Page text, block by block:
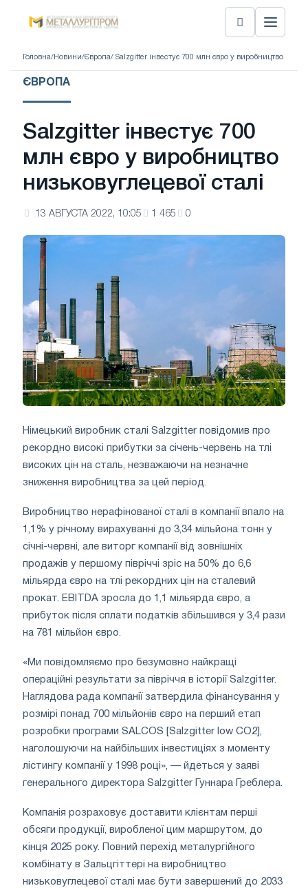
Головна/ Новини/Європа/ Salzgitter інвестує 700 млн євро у виробництво
ЄВРОПА
Salzgitter інвестує 700
млн євро у виробництво
низьковуглецевої сталі
13 АВГУСТА 2022, 10:05 1 465 0
Німецький виробник сталі Salzgitter повідомив про
рекордно високі прибутки за січень-червень на тлі
високих цін на сталь, незважаючи на незначне
зниження виробництва за цей період.
Виробництво нерафінованої сталі в компанії впало на
1,1% у річному вирахуванні до 3,34 мільйона тонн у
січні-червні, але виторг компанії від зовнішніх
продажів у першому півріччі зріс на 50% до 6,6
мільярда євро на тлі рекордних цін на сталевий
прокат. EBITDA зросла до 1,1 мільярда євро, а
прибуток після сплати податків збільшився у 3,4 рази
на 781 мільйон євро.
«Ми повідомляємо про безумовно найкращі
операційні результати за півріччя в історії Salzgitter.
Наглядова рада компанії затвердила фінансування у
розмірі понад 700 мільйонів євро на перший етап
розробки програми SALCOS [Salzgitter low CO2],
наголошуючи на найбільших інвестиціях з моменту
лістингу компанії у 1998 році», — йдеться у заяві
генерального директора Salzgitter Гуннара Греблера.
Компанія розраховує доставити клієнтам перші
обсяги продукції, виробленої цим маршрутом, до
кінця 2025 року. Повний перехід металургійного
комбінату в Зальцгіттері на виробництво
низьковуглецевої сталі має бути завершений до 2033